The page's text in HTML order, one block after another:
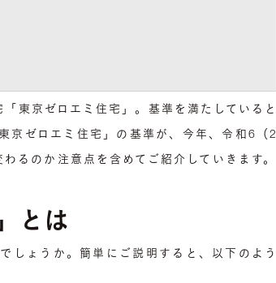
東京ゼロエミ住宅」。基準を満たしていると
京ゼロエミ住宅」の基準が、今年、令和6（2
るのか注意点を含めてご紹介していきます。
とは
しょうか。簡単にご説明すると、以下のよう